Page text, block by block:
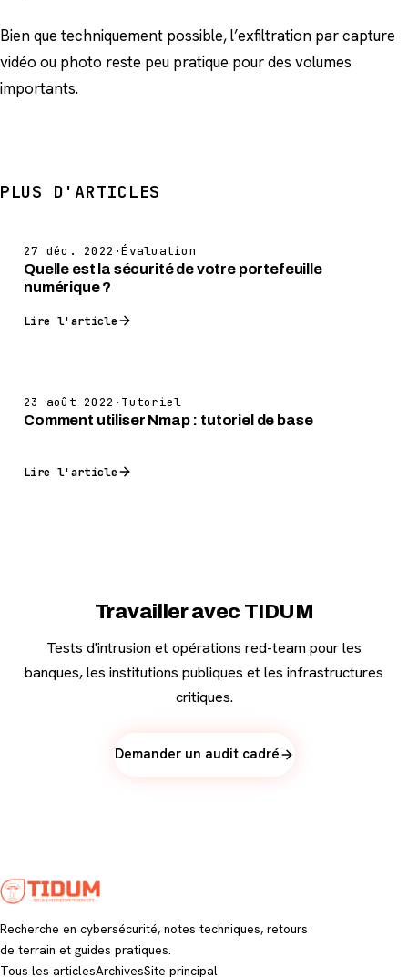
Bien que techniquement possible, l’exfiltration par capture
vidéo ou photo reste peu pratique pour des volumes
importants.
PLUS D'ARTICLES
27 déc. 2022 ·Évaluation
Quelle est la sécurité de votre portefeuille
numérique ?
Lire l'article
23 août 2022 · Tutoriel
Comment utiliser Nmap : tutoriel de base
Lire l'article
Travailler avec TIDUM
Tests d'intrusion et opérations red-team pour les
banques, les institutions publiques et les infrastructures
critiques.
Demander un audit cadré
Recherche en cybersécurité, notes techniques, retours
de terrain et guides pratiques.
Tous les articlesArchivesSite principal